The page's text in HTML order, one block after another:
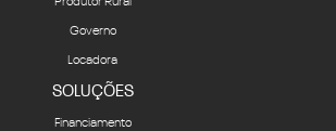
Governo
Locadora
SOLUÇÕES
Financiamento